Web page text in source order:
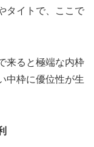
タイトで、ここで
来ると極端な内枠
中枠に優位性が生